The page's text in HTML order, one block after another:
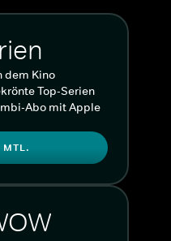
dem Kino
Top-Serien
Abo mit Apple